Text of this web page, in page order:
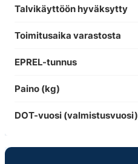
Talvikäyttöön hyväksytty
Toimitusaika varastosta
EPREL-tunnus
Paino (kg)
DOT-vuosi (valmistusvuosi)